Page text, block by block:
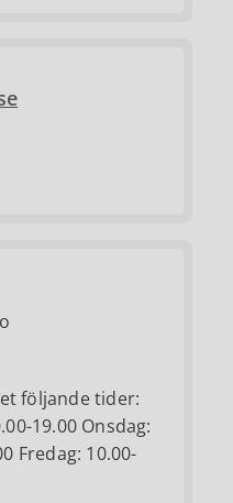
följande tider:
19.00 Onsdag:
Fredag: 10.00-